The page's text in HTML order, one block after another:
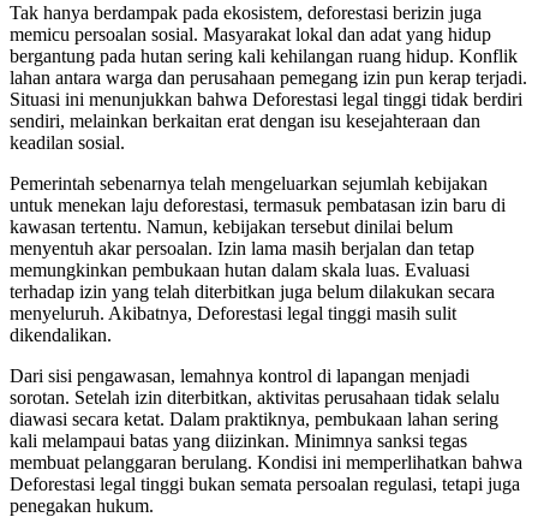
Tak hanya berdampak pada ekosistem, deforestasi berizin juga
memicu persoalan sosial. Masyarakat lokal dan adat yang hidup
bergantung pada hutan sering kali kehilangan ruang hidup. Konflik
lahan antara warga dan perusahaan pemegang izin pun kerap terjadi.
Situasi ini menunjukkan bahwa Deforestasi legal tinggi tidak berdiri
sendiri, melainkan berkaitan erat dengan isu kesejahteraan dan
keadilan sosial.
Pemerintah sebenarnya telah mengeluarkan sejumlah kebijakan
untuk menekan laju deforestasi, termasuk pembatasan izin baru di
kawasan tertentu. Namun, kebijakan tersebut dinilai belum
menyentuh akar persoalan. Izin lama masih berjalan dan tetap
memungkinkan pembukaan hutan dalam skala luas. Evaluasi
terhadap izin yang telah diterbitkan juga belum dilakukan secara
menyeluruh. Akibatnya, Deforestasi legal tinggi masih sulit
dikendalikan.
Dari sisi pengawasan, lemahnya kontrol di lapangan menjadi
sorotan. Setelah izin diterbitkan, aktivitas perusahaan tidak selalu
diawasi secara ketat. Dalam praktiknya, pembukaan lahan sering
kali melampaui batas yang diizinkan. Minimnya sanksi tegas
membuat pelanggaran berulang. Kondisi ini memperlihatkan bahwa
Deforestasi legal tinggi bukan semata persoalan regulasi, tetapi juga
penegakan hukum.